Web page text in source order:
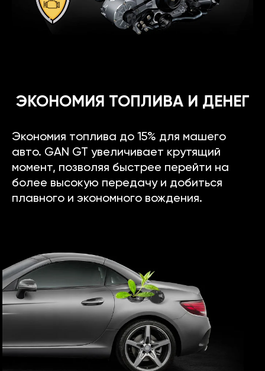
ЭКОНОМИЯ ТОПЛИВА И ДЕНЕГ
Экономия топлива до 15% для машего
авто. GAN GT увеличивает крутящий
момент, позволяя быстрее перейти на
более высокую передачу и добиться
плавного и экономного вождения.